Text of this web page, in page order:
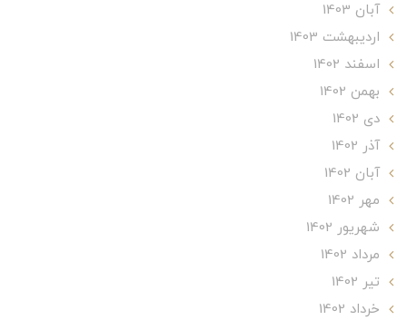
آبان 1403
ارديبهشت 1403
اسفند 1402
بهمن 1402
دی 1402
آذر 1402
آبان 1402
مهر 1402
شهریور 1402
مرداد 1402
تير 1402
خرداد 1402